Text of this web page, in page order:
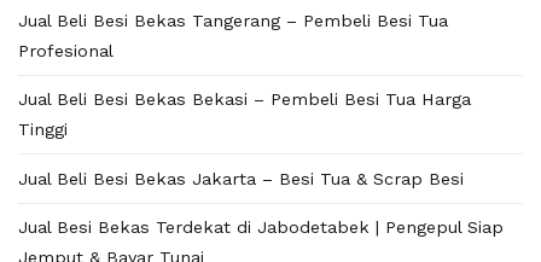
Jual Beli Besi Bekas Tangerang – Pembeli Besi Tua
Profesional
Jual Beli Besi Bekas Bekasi – Pembeli Besi Tua Harga
Tinggi
Jual Beli Besi Bekas Jakarta – Besi Tua & Scrap Besi
Jual Besi Bekas Terdekat di Jabodetabek | Pengepul Siap
Jemput & Bayar Tunai